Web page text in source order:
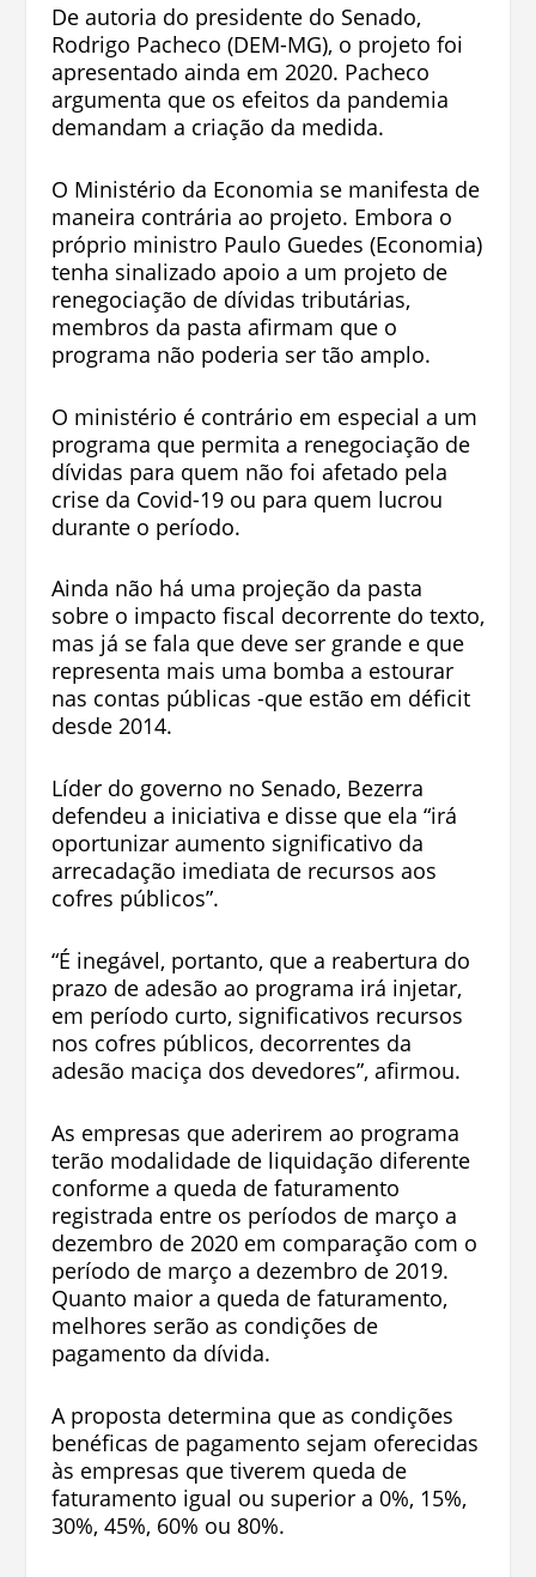
De autoria do presidente do Senado,
Rodrigo Pacheco (DEM-MG), o projeto foi
apresentado ainda em 2020. Pacheco
argumenta que os efeitos da pandemia
demandam a criação da medida.
O Ministério da Economia se manifesta de
maneira contrária ao projeto. Embora o
próprio ministro Paulo Guedes (Economia)
tenha sinalizado apoio a um projeto de
renegociação de dívidas tributárias,
membros da pasta afirmam que o
programa não poderia ser tão amplo.
O ministério é contrário em especial a um
programa que permita a renegociação de
dívidas para quem não foi afetado pela
crise da Covid-19 ou para quem lucrou
durante o período.
Ainda não há uma projeção da pasta
sobre o impacto fiscal decorrente do texto,
mas já se fala que deve ser grande e que
representa mais uma bomba a estourar
nas contas públicas -que estão em déficit
desde 2014.
Líder do governo no Senado, Bezerra
defendeu a iniciativa e disse que ela “irá
oportunizar aumento significativo da
arrecadação imediata de recursos aos
cofres públicos”.
“É inegável, portanto, que a reabertura do
prazo de adesão ao programa irá injetar,
em período curto, significativos recursos
nos cofres públicos, decorrentes da
adesão maciça dos devedores”, afirmou.
As empresas que aderirem ao programa
terão modalidade de liquidação diferente
conforme a queda de faturamento
registrada entre os períodos de março a
dezembro de 2020 em comparação com o
período de março a dezembro de 2019.
Quanto maior a queda de faturamento,
melhores serão as condições de
pagamento da dívida.
A proposta determina que as condições
benéficas de pagamento sejam oferecidas
às empresas que tiverem queda de
faturamento igual ou superior a 0%, 15%,
30%, 45%, 60% ou 80%.